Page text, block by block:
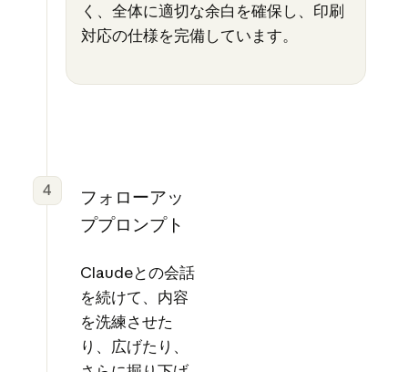
く、全体に適切な余白を確保し、印刷
対応の仕様を完備しています。
4
フォローアッ
ププロンプト
Claudeとの会話
を続けて、内容
を洗練させた
り、広げたり、